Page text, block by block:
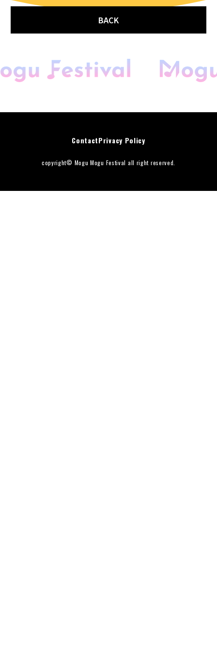
会場マップ
キッチンカー
スペシャルゲスト
BACK
ContactPrivacy Policy
copyright© Mogu Mogu Festival all right reserved.